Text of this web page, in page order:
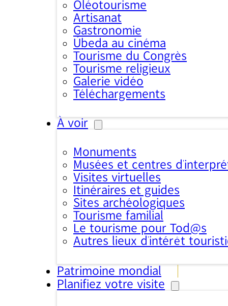
Oléotourisme
Artisanat
Gastronomie
Úbeda au cinéma
Tourisme du Congrès
Tourisme religieux
Galerie vidéo
Téléchargements
À voir
Monuments
Musées et centres
Visites virtuelles
Itinéraires et guides
Sites archéologiques
Tourisme familial
Le tourisme pour Tod@s
Autres lieux d'intérêt
Patrimoine mondial
Planifiez votre visite